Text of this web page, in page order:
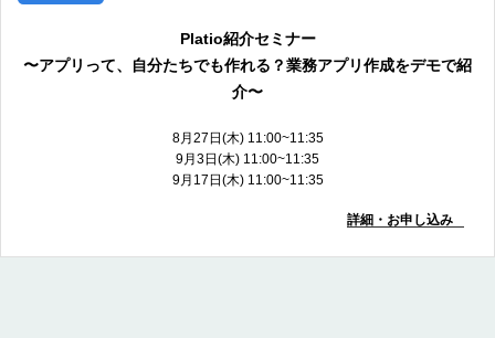
Platio紹介セミナー
〜アプリって、自分たちでも作れる？業務アプリ作成をデモで紹
介〜
8月27日(木) 11:00~11:35
9月3日(木) 11:00~11:35
9月17日(木) 11:00~11:35
詳細・お申し込み